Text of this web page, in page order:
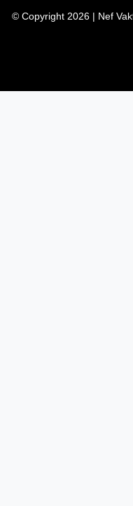
© Copyright 2026 | Nef